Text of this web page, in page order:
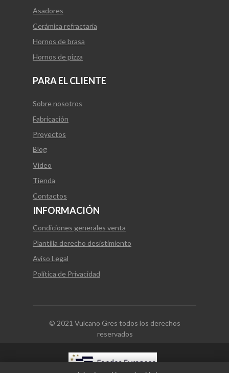
Asadores
Cerámica refractaria
Hornos de brasa
Hornos de pizza
© 2021 Vulcano Gres todos los derechos
reservados
Política de Privacidad
Sobre nosotros
Fabricación
Proyectos
Blog
PARA EL CLIENTE
Video
Tienda
Aviso Legal
Plantilla derecho desistimiento
Condiciones generales venta
INFORMACIÓN
Contactos